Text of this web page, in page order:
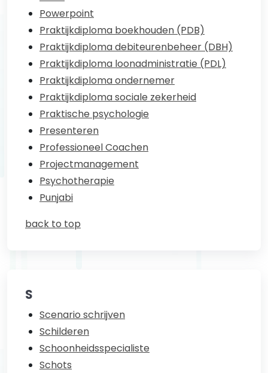
Powerpoint
Praktijkdiploma boekhouden (PDB)
Praktijkdiploma debiteurenbeheer (DBH)
Praktijkdiploma loonadministratie (PDL)
Praktijkdiploma ondernemer
Praktijkdiploma sociale zekerheid
Praktische psychologie
Presenteren
Professioneel Coachen
Projectmanagement
Psychotherapie
Punjabi
back to top
S
Scenario schrijven
Schilderen
Schoonheidsspecialiste
Schots